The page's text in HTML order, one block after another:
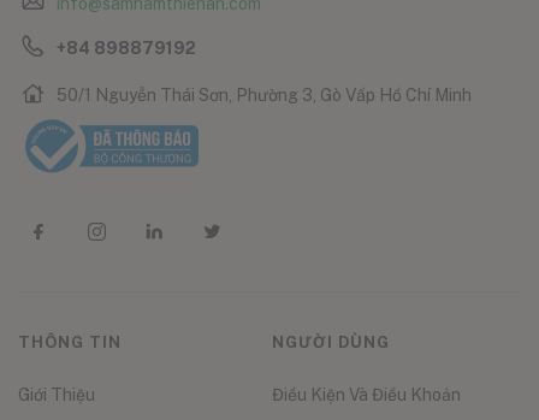
+84 898879192
50/1 Nguyễn Thái Sơn, Phường 3, Gò Vấp Hồ Chí Minh
THÔNG TIN
Giới Thiệu
NGƯỜI DÙNG
Điều Kiện Và Điều Khoản